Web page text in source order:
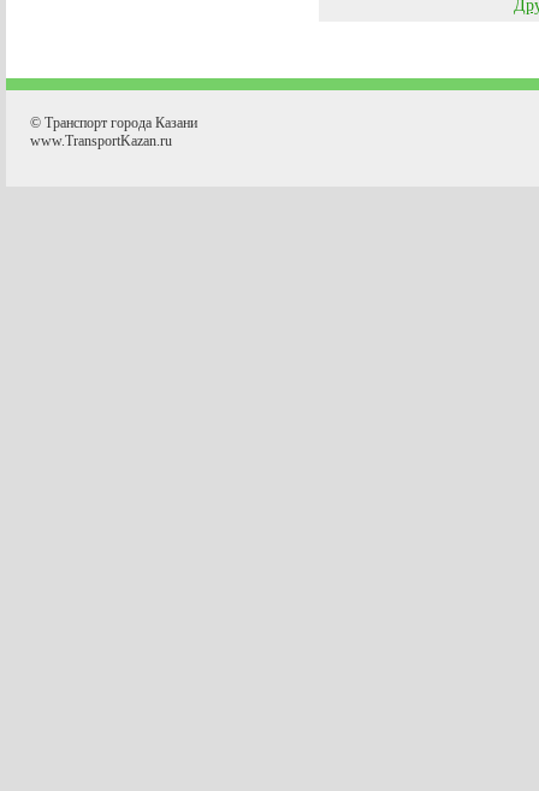
© Транспорт города Казани
www.TransportKazan.ru